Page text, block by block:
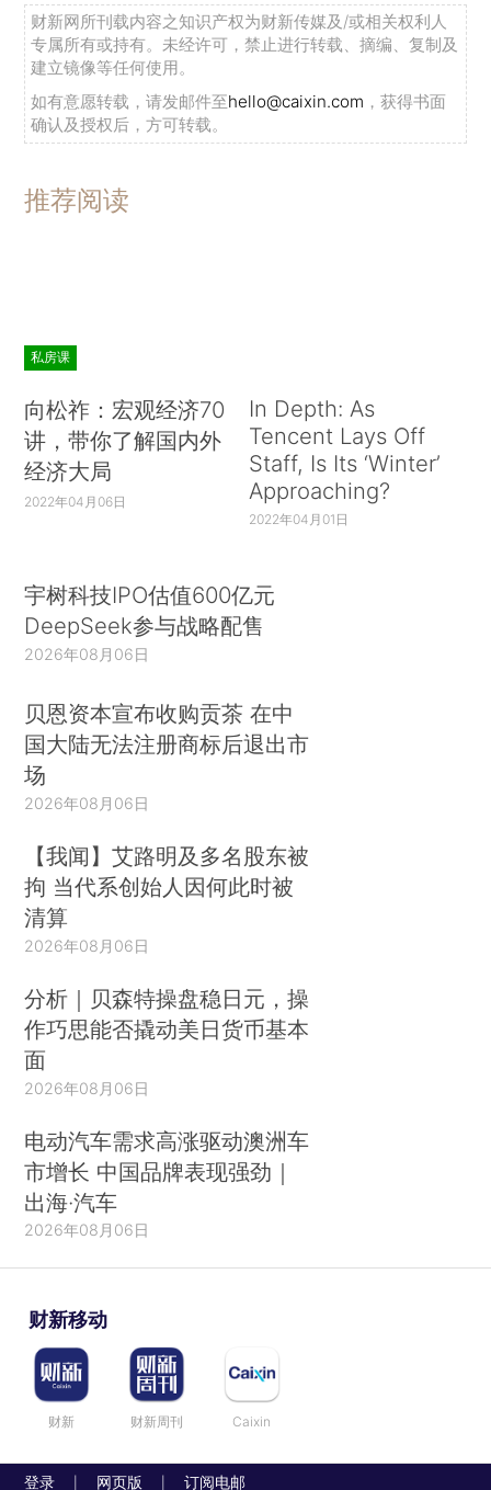
财新网所刊载内容之知识产权为财新传媒及/或相关权利人
专属所有或持有。未经许可，禁止进行转载、摘编、复制及
建立镜像等任何使用。
如有意愿转载，请发邮件至hello@caixin.com ，获得书面
确认及授权后，方可转载。
推荐阅读
私房课
向松祚：宏观经济70
讲，带你了解国内外
经济大局
2022年04月06日
In Depth: As
Tencent Lays Off
Staff, Is Its ‘Winter’
Approaching?
2022年04月01日
宇树科技IPO估值600亿元
DeepSeek参与战略配售
2026年08月06日
贝恩资本宣布收购贡茶 在中
国大陆无法注册商标后退出市
场
2026年08月06日
【我闻】艾路明及多名股东被
拘 当代系创始人因何此时被
清算
2026年08月06日
分析｜贝森特操盘稳日元，操
作巧思能否撬动美日货币基本
面
2026年08月06日
电动汽车需求高涨驱动澳洲车
市增长 中国品牌表现强劲｜
出海·汽车
2026年08月06日
财新移动
财新 财新周刊 Caixin
登录 网页版 订阅电邮